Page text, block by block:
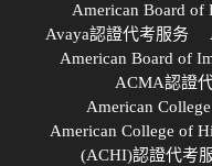
American Board of
Avaya認證代考服务
American Board of
ACMA認證
American
American College of
(ACHI)認證代考